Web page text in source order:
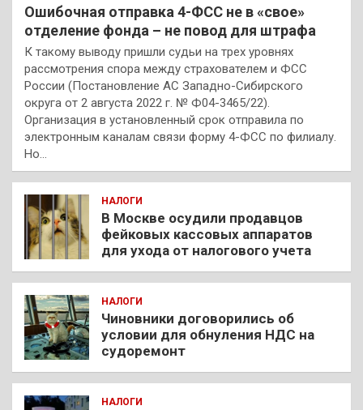
Ошибочная отправка 4-ФСС не в «свое»
отделение фонда – не повод для штрафа
К такому выводу пришли судьи на трех уровнях
рассмотрения спора между страхователем и ФСС
России (Постановление АС Западно-Сибирского
округа от 2 августа 2022 г. № Ф04-3465/22).
Организация в установленный срок отправила по
электронным каналам связи форму 4-ФСС по филиалу.
Но…
НАЛОГИ
В Москве осудили продавцов
фейковых кассовых аппаратов
для ухода от налогового учета
НАЛОГИ
Чиновники договорились об
условии для обнуления НДС на
судоремонт
НАЛОГИ